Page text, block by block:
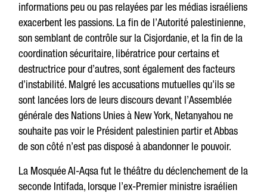
informations peu ou pas relayées par les médias israéliens
exacerbent les passions. La fin de l’Autorité palestinienne,
son semblant de contrôle sur la Cisjordanie, et la fin de la
coordination sécuritaire, libératrice pour certains et
destructrice pour d’autres, sont également des facteurs
d’instabilité. Malgré les accusations mutuelles qu’ils se
sont lancées lors de leurs discours devant l’Assemblée
générale des Nations Unies à New York, Netanyahou ne
souhaite pas voir le Président palestinien partir et Abbas
de son côté n’est pas disposé à abandonner le pouvoir.
La Mosquée Al-Aqsa fut le théâtre du déclenchement de la
seconde Intifada, lorsque l’ex-Premier ministre israélien